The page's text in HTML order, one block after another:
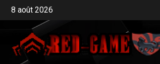
Aller8 août 2026